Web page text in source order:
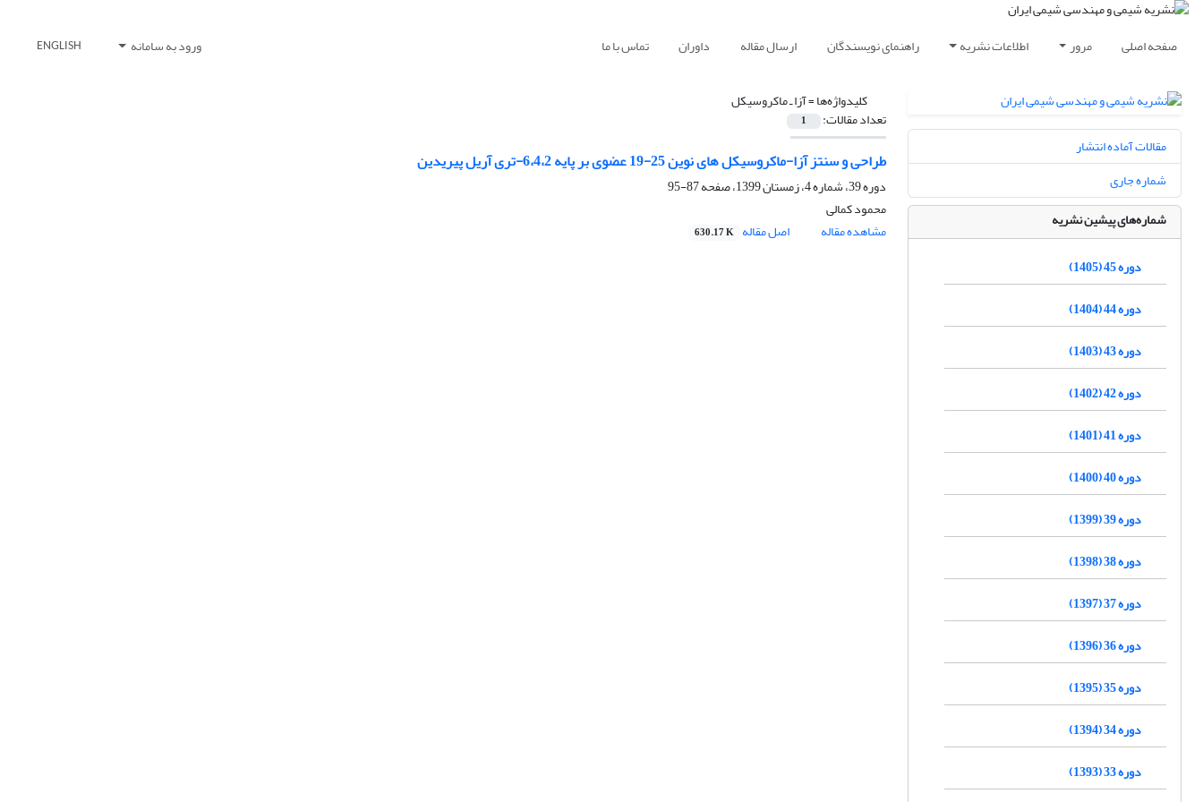
صفحه اصلی مرور اطلاعات نشریه راهنمای نویسندگان ارسال مقاله داوران تماس با ما ورود به سامانه ENGLISH
کلیدواژه‌ها =آزا ـ ماکروسیکل
تعداد مقالات: 1
طراحی و سنتز آزا-ماکروسیکل های نوین 25-19 عضوی بر پایه 6،4،2-تری آریل پیریدین
دوره 39، شماره 4، زمستان 1399، صفحه
87-95
محمود کمالی
مشاهده مقاله
اصل مقاله 630.17 K
مقالات آماده انتشار
شماره جاری
شماره‌های پیشین نشریه
دوره 45 (1405)
دوره 44 (1404)
دوره 43 (1403)
دوره 42 (1402)
دوره 41 (1401)
دوره 40 (1400)
دوره 39 (1399)
دوره 38 (1398)
دوره 37 (1397)
دوره 36 (1396)
دوره 35 (1395)
دوره 34 (1394)
دوره 33 (1393)